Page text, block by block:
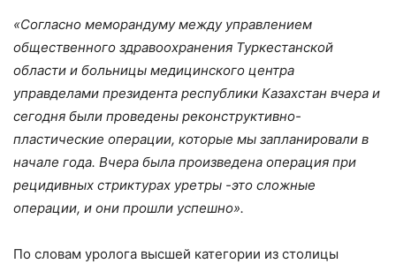
«Согласно меморандуму между управлением
общественного здравоохранения Туркестанской
области и больницы медицинского центра
управделами президента республики Казахстан вчера и
сегодня были проведены реконструктивно-
пластические операции, которые мы запланировали в
начале года. Вчера была произведена операция при
рецидивных стриктурах уретры -это сложные
операции, и они прошли успешно».
По словам уролога высшей категории из столицы